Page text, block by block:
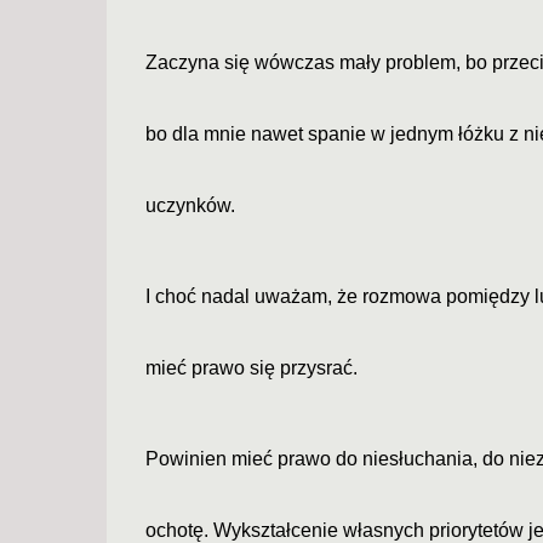
Zaczyna się wówczas mały problem, bo
bo dla mnie nawet spanie w jednym łóżku z
uczynków.
I choć nadal uważam, że rozmowa
mieć prawo się przysrać.
Powinien mieć prawo do niesłuchania, do
ochotę. Wykształcenie własnych priorytetów